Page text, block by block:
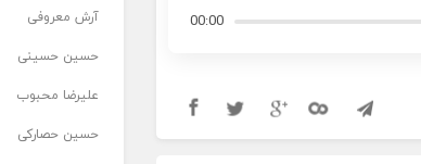
00:00 آرش معروفی
حسین حسینی
علیرضا محبوب
حسین حصارکی